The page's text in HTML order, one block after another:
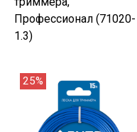
Профессионал (71020-
1.3)
25%